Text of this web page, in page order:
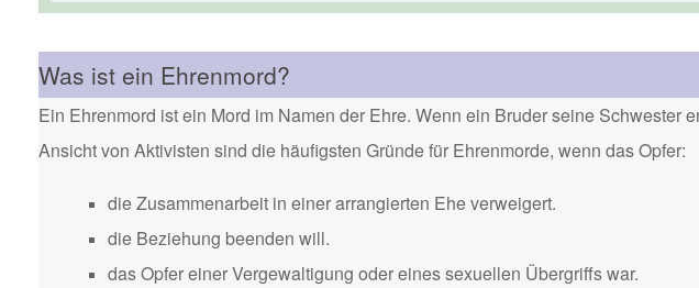
Was ist ein Ehrenmord?
Ein Ehrenmord ist ein Mord im Namen der Ehre. Wenn ein Bruder seine
Ansicht von Aktivisten sind die häufigsten Gründe für Ehrenmorde, wenn das Opfer:
die Zusammenarbeit in einer arrangierten Ehe verweigert.
die Beziehung beenden will.
das Opfer einer Vergewaltigung oder eines sexuellen Übergriffs war.